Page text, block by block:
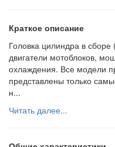
Краткое описание
Головка цилиндра в
двигатели мотоблоков,
охлаждения. Все модели
представлены только
н...
Читать далее...